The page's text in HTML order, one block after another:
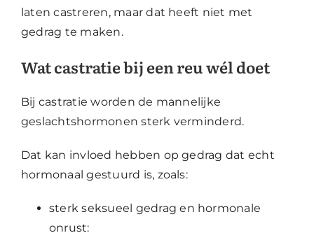
laten castreren, maar dat heeft niet met
gedrag te maken.
Wat castratie bij een reu wél doet
Bij castratie worden de mannelijke
geslachtshormonen sterk verminderd.
Dat kan invloed hebben op gedrag dat echt
hormonaal gestuurd is, zoals:
sterk seksueel gedrag en hormonale
onrust: